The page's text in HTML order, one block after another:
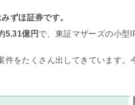
ずほ証券です。
5.31億円 で、東証マザーズの小型
件をたくさん出してきています。